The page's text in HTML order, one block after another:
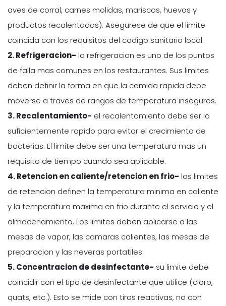
aves de corral, carnes molidas, mariscos, huevos y
productos recalentados). Asegurese de que el limite
coincida con los requisitos del codigo sanitario local.
2. Refrigeracion- la refrigeracion es uno de los puntos
de falla mas comunes en los restaurantes. Sus limites
deben definir la forma en que la comida rapida debe
moverse a traves de rangos de temperatura inseguros.
3. Recalentamiento- el recalentamiento debe ser lo
suficientemente rapido para evitar el crecimiento de
bacterias. El limite debe ser una temperatura mas un
requisito de tiempo cuando sea aplicable.
4. Retencion en caliente/retencion en frio- los limites
de retencion definen la temperatura minima en caliente
y la temperatura maxima en frio durante el servicio y el
almacenamiento. Los limites deben aplicarse a las
mesas de vapor, las camaras calientes, las mesas de
preparacion y las neveras portatiles.
5. Concentracion de desinfectante- su limite debe
coincidir con el tipo de desinfectante que utilice (cloro,
quats, etc.). Esto se mide con tiras reactivas, no con